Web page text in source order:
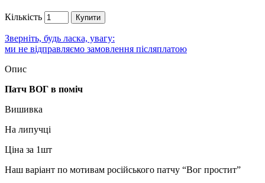
Кількість Купити
Зверніть, будь ласка, увагу:
ми не відправляємо замовлення післяплатою
Опис
Патч ВОГ в поміч
Вишивка
На липучці
Ціна за 1шт
Наш варіант по мотивам російського патчу “Вог простит”